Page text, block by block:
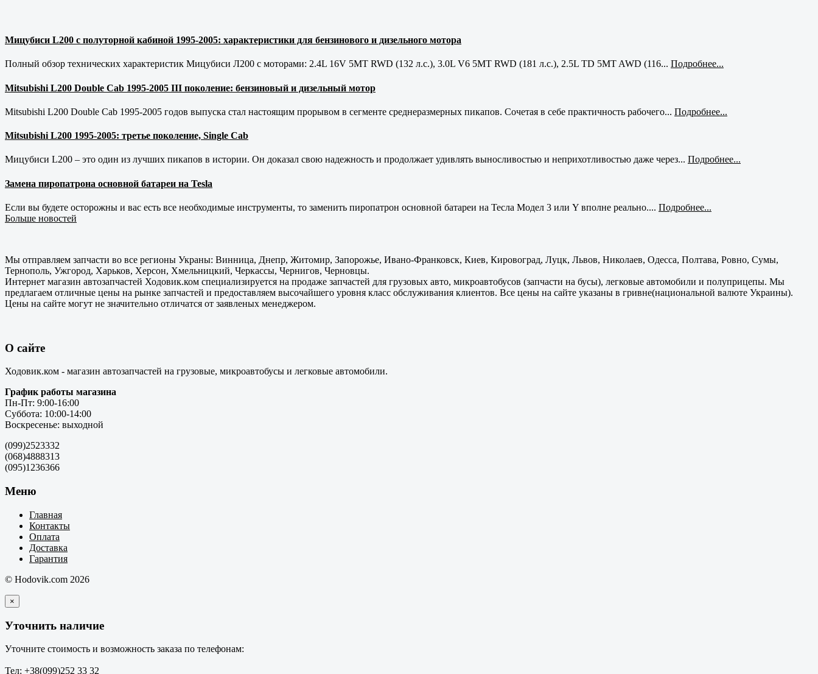
Мицубиси L200 с полуторной кабиной 1995-2005: характеристики для бензинового и дизельного мотора
Полный обзор технических характеристик Мицубиси Л200 с моторами: 2.4L 16V 5MT RWD (132 л.с.), 3.0L V6 5MT RWD (181 л.с.), 2.5L TD 5MT AWD (116... Подробнее...
Mitsubishi L200 Double Cab 1995-2005 III поколение: бензиновый и дизельный мотор
Mitsubishi L200 Double Cab 1995-2005 годов выпуска стал настоящим прорывом в сегменте среднеразмерных пикапов. Сочетая в себе практичность рабочего... Подробнее...
Mitsubishi L200 1995-2005: третье поколение, Single Cab
Мицубиси L200 – это один из лучших пикапов в истории. Он доказал свою надежность и продолжает удивлять выносливостью и неприхотливостью даже через... Подробнее...
Замена пиропатрона основной батареи на Tesla
Если вы будете осторожны и вас есть все необходимые инструменты, то заменить пиропатрон основной батареи на Тесла Модел 3 или Y вполне реально.... Подробнее...
Больше новостей
Мы отправляем запчасти во все регионы Украны: Винница, Днепр, Житомир, Запорожье, Ивано-Франковск, Киев, Кировоград, Луцк, Львов, Николаев, Одесса, Полтава, Ровно, Сумы,
Тернополь, Ужгород, Харьков, Херсон, Хмельницкий, Черкассы, Чернигов, Черновцы.
Интернет магазин автозапчастей Ходовик.ком специализируется на продаже запчастей для грузовых авто, микроавтобусов (запчасти на бусы), легковые автомобили и полуприцепы. Мы
предлагаем отличные цены на рынке запчастей и предоставляем высочайшего уровня класс обслуживания клиентов. Все цены на сайте указаны в гривне(национальной валюте Украины).
Цены на сайте могут не значительно отличатся от заявленых менеджером.
О сайте
Ходовик.ком - магазин автозапчастей на грузовые, микроавтобусы и легковые автомобили.
График работы магазина
Пн-Пт: 9:00-16:00
Суббота: 10:00-14:00
Воскресенье: выходной
(099)2523332
(068)4888313
(095)1236366
Меню
Главная
Контакты
Оплата
Доставка
Гарантия
© Hodovik.com 2026
×
Уточнить наличие
Уточните стоимость и возможность заказа по телефонам:
Тел: +38(099)252 33 32